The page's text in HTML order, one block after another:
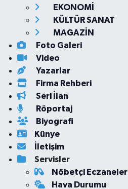
EKONOMİ
KÜLTÜR SANAT
MAGAZİN
Foto Galeri
Video
Yazarlar
Firma Rehberi
Seri İlan
Röportaj
Biyografi
Künye
İletişim
Servisler
Nöbetçi Eczaneler
Hava Durumu